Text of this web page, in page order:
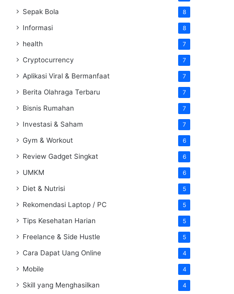
Sepak Bola 8
Informasi 8
health 7
Cryptocurrency 7
Aplikasi Viral & Bermanfaat 7
Berita Olahraga Terbaru 7
Bisnis Rumahan 7
Investasi & Saham 7
Gym & Workout 6
Review Gadget Singkat 6
UMKM 6
Diet & Nutrisi 5
Rekomendasi Laptop / PC 5
Tips Kesehatan Harian 5
Freelance & Side Hustle 5
Cara Dapat Uang Online 4
Mobile 4
Skill yang Menghasilkan 4